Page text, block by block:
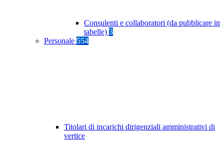
Consulenti e collaboratori (da pubblicare in
tabelle) 3
Personale 554
Titolari di incarichi dirigenziali amministrativi di
vertice